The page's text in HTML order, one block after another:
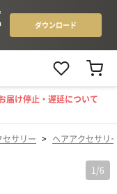
届け停止・遅延について
セサリー > ヘアアクセサリ
1 /6